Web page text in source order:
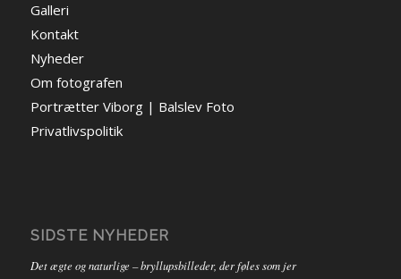
Galleri
Kontakt
Nyheder
Om fotografen
Portrætter Viborg | Balslev Foto
Privatlivspolitik
SIDSTE NYHEDER
Det ægte og naturlige – bryllupsbilleder, der føles som jer